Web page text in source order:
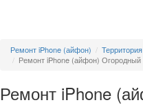
Ремонт iPhone (айфон)
Ремонт iPhone (айфон) Огородный
Ремонт iPhone